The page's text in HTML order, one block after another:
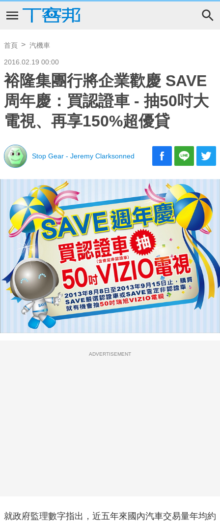
首頁 汽機車
2016.02.19 00:00
裕隆集團行將企業歡慶 SAVE
周年慶：買認證車 - 抽50吋大
電視、再享150%超優貸
Stop Gear - Jeremy Clarksonned
ADVERTISEMENT
就政府監理數字指出，近五年來國內汽車交易量年均約